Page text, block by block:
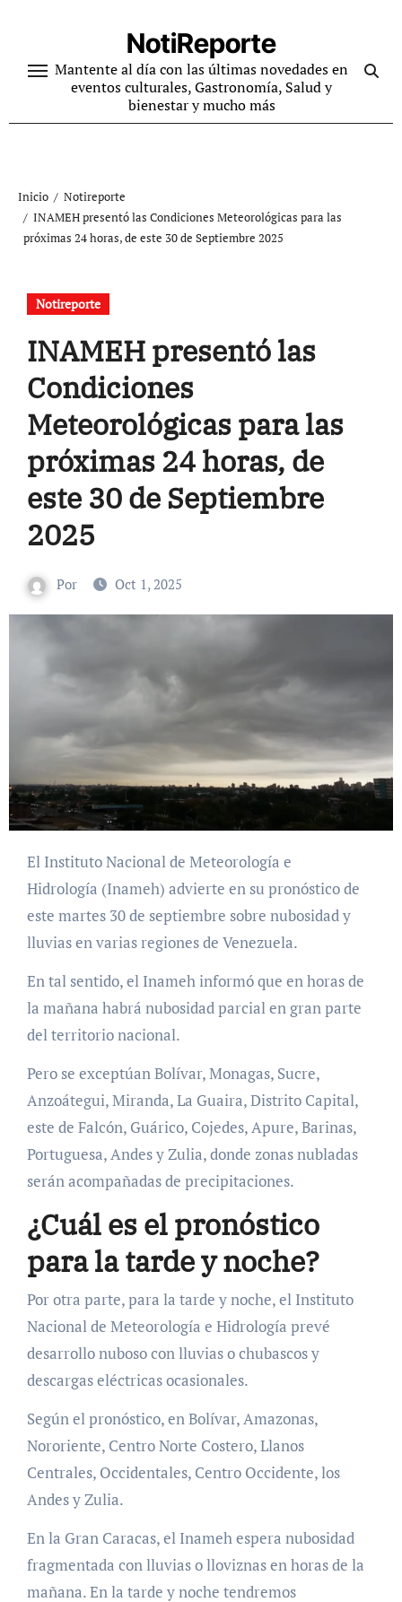
contenido
NotiReporte
Mantente al día con las últimas novedades en
eventos culturales, Gastronomía, Salud y
bienestar y mucho más
Inicio
Notireporte
INAMEH presentó las Condiciones Meteorológicas para las
próximas 24 horas, de este 30 de Septiembre 2025
Notireporte
INAMEH presentó las
Condiciones
Meteorológicas para las
próximas 24 horas, de
este 30 de Septiembre
2025
Por Oct 1, 2025
El Instituto Nacional de Meteorología e
Hidrología (Inameh) advierte en su pronóstico de
este martes 30 de septiembre sobre nubosidad y
lluvias en varias regiones de Venezuela.
En tal sentido, el Inameh informó que en horas de
la mañana habrá nubosidad parcial en gran parte
del territorio nacional.
Pero se exceptúan Bolívar, Monagas, Sucre,
Anzoátegui, Miranda, La Guaira, Distrito Capital,
este de Falcón, Guárico, Cojedes, Apure, Barinas,
Portuguesa, Andes y Zulia, donde zonas nubladas
serán acompañadas de precipitaciones.
¿Cuál es el pronóstico
para la tarde y noche?
Por otra parte, para la tarde y noche, el Instituto
Nacional de Meteorología e Hidrología prevé
desarrollo nuboso con lluvias o chubascos y
descargas eléctricas ocasionales.
Según el pronóstico, en Bolívar, Amazonas,
Nororiente, Centro Norte Costero, Llanos
Centrales, Occidentales, Centro Occidente, los
Andes y Zulia.
En la Gran Caracas, el Inameh espera nubosidad
fragmentada con lluvias o lloviznas en horas de la
mañana. En la tarde y noche tendremos